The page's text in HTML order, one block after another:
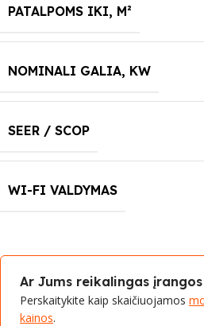
PATALPOMS IKI, M²
NOMINALI GALIA, KW
SEER / SCOP
WI-FI VALDYMAS
Ar Jums reikalingas
Perskaitykite kaip skaičiuojamos
kainos.